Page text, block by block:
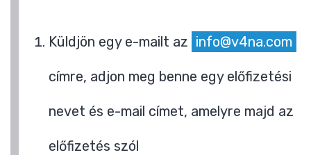
Küldjön egy e-mailt az info@v4na.com
címre, adjon meg benne egy előfizetési
nevet és e-mail címet, amelyre majd az
előfizetés szól